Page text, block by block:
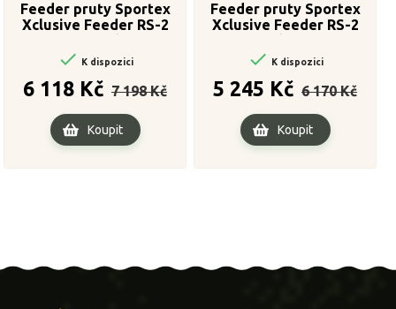
Feeder pruty Sportex
Xclusive Feeder RS-2
95-1
 K dispozici
6 118 Kč
cena
7 198 Kč
Koupit
Feeder pruty Sportex
Xclusive Feeder RS-2
85g
 K dispozici
5 245 Kč
cena
6 170 Kč
Koupit